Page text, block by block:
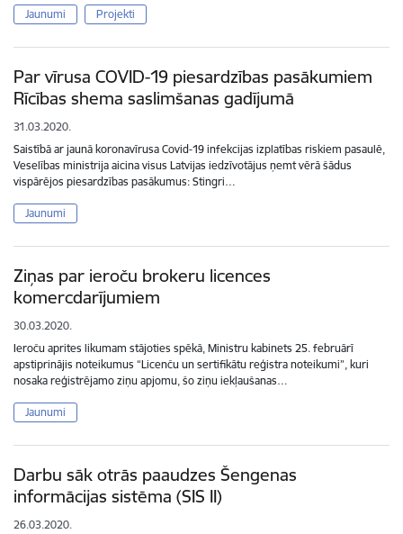
Jaunumi Projekti
Par vīrusa COVID-19 piesardzības pasākumiem
Rīcības shema saslimšanas gadījumā
31.03.2020.
Saistībā ar jaunā koronavīrusa Covid-19 infekcijas izplatības riskiem pasaulē,
Veselības ministrija aicina visus Latvijas iedzīvotājus ņemt vērā šādus
vispārējos piesardzības pasākumus: Stingri…
Jaunumi
Ziņas par ieroču brokeru licences
komercdarījumiem
30.03.2020.
Ieroču aprites likumam stājoties spēkā, Ministru kabinets 25. februārī
apstiprinājis noteikumus “Licenču un sertifikātu reģistra noteikumi”, kuri
nosaka reģistrējamo ziņu apjomu, šo ziņu iekļaušanas…
Jaunumi
Darbu sāk otrās paaudzes Šengenas
informācijas sistēma (SIS II)
26.03.2020.